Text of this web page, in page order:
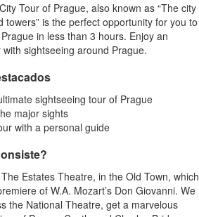
Tour of Prague, also known as “The city
towers” is the perfect opportunity for you to
in less than 3 hours. Enjoy an
sightseeing around Prague.
sightseeing tour of Prague
major sights
with a personal guide
Estates Theatre, in the Old Town, which
of W.A. Mozart’s Don Giovanni. We
the National Theatre, get a marvelous